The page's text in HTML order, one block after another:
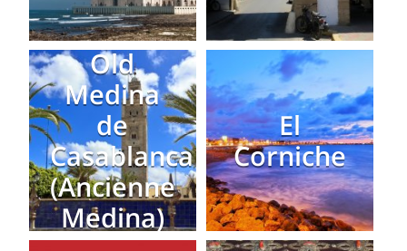
Old
Medina
de
Casablanca
(Ancienne
Medina)
El
Corniche